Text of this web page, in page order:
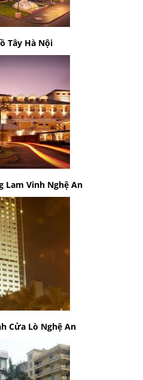
Tây Hà Nội
Lam Vinh Nghệ An
Cửa Lò Nghệ An